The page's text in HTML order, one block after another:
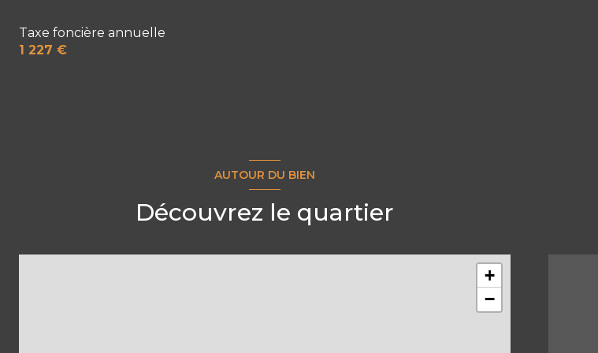
Taxe foncière annuelle
1 227 €
AUTOUR DU BIEN
Découvrez le quartier
+
−